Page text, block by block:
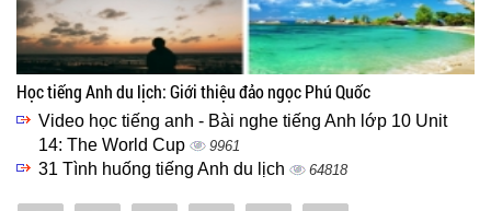
Học tiếng Anh du lịch: Giới thiệu đảo ngọc Phú Quốc
Video học tiếng anh - Bài nghe tiếng Anh lớp 10 Unit
14: The World Cup
9961
31 Tình huống tiếng Anh du lịch 64818